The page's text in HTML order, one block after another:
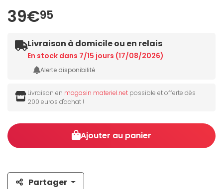
39€95
Livraison à domicile ou en relais
En stock dans 7/15 jours (17/08/2026)
Alerte disponibilité
Livraison en magasin materiel.net possible et offerte dès
200 euros d'achat !
Ajouter au panier
Partager